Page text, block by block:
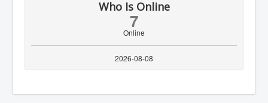
Who Is Online
7
Online
2026-08-08